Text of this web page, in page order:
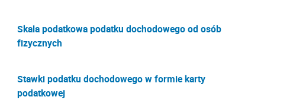
Skala podatkowa podatku dochodowego od osób
fizycznych
Stawki podatku dochodowego w formie karty
podatkowej